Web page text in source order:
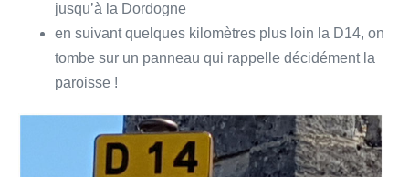
jusqu’à la Dordogne
en suivant quelques kilomètres plus loin la D14, on
tombe sur un panneau qui rappelle décidément la
paroisse !